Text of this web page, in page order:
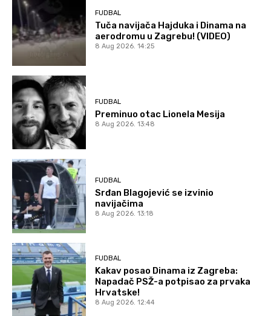
FUDBAL
Tuča navijača Hajduka i Dinama na
aerodromu u Zagrebu! (VIDEO)
8 Aug 2026. 14:25
FUDBAL
Preminuo otac Lionela Mesija
8 Aug 2026. 13:48
FUDBAL
Srđan Blagojević se izvinio
navijačima
8 Aug 2026. 13:18
FUDBAL
Kakav posao Dinama iz Zagreba:
Napadač PSŽ-a potpisao za prvaka
Hrvatske!
8 Aug 2026. 12:44